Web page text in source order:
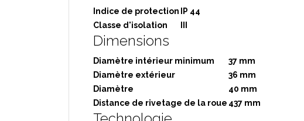
Indice de protection IP 44
Classe d'isolation
III
Dimensions
Diamètre intérieur minimum
37 mm
Diamètre extérieur
36 mm
Diamètre
40 mm
Distance de rivetage de la roue 437 mm